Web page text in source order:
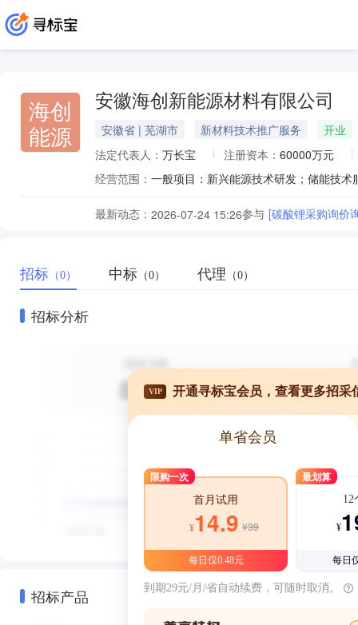
海创
能源
安徽海创新能源材料有限公司
安徽省 | 芜湖市 新材料技术推广服务
开业
法定代表人： 万长宝 注册资本： 60000万元
经营范围：
最新动态： 2026-07-24 15:26参与 [碳酸锂采购询价
招标 （0） 中标 （0） 代理 （0）
招标分析
招标产品
VIP 开通寻标宝会员，查看更多招采
单省会员
限购一次
首月试用
¥14.9 ¥39
每日仅0.48元
最划算
12
¥
每日
到期29元/月/省自动续费，可随时取消。